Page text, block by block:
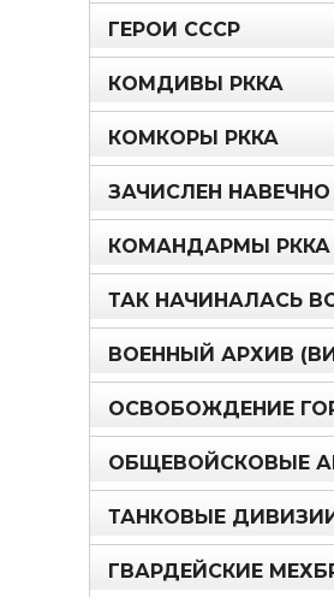
ГЕРОИ СССР
КОМДИВЫ РККА
КОМКОРЫ РККА
ЗАЧИСЛЕН НАВЕЧНО
КОМАНДАРМЫ РККА
ТАК НАЧИНАЛАСЬ
ВОЕННЫЙ АРХИВ
ОСВОБОЖДЕНИЕ
ОБЩЕВОЙСКОВЫЕ
ТАНКОВЫЕ
ГВАРДЕЙСКИЕ